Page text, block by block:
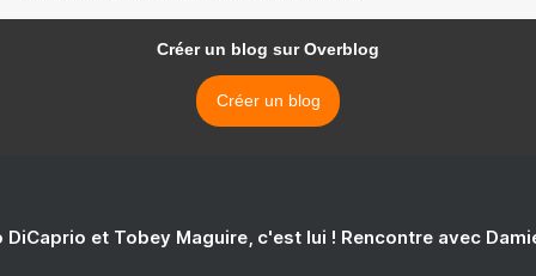
Créer un blog sur Overblog
Créer un blog
DiCaprio et Tobey Maguire, c'est lui ! Rencontre avec